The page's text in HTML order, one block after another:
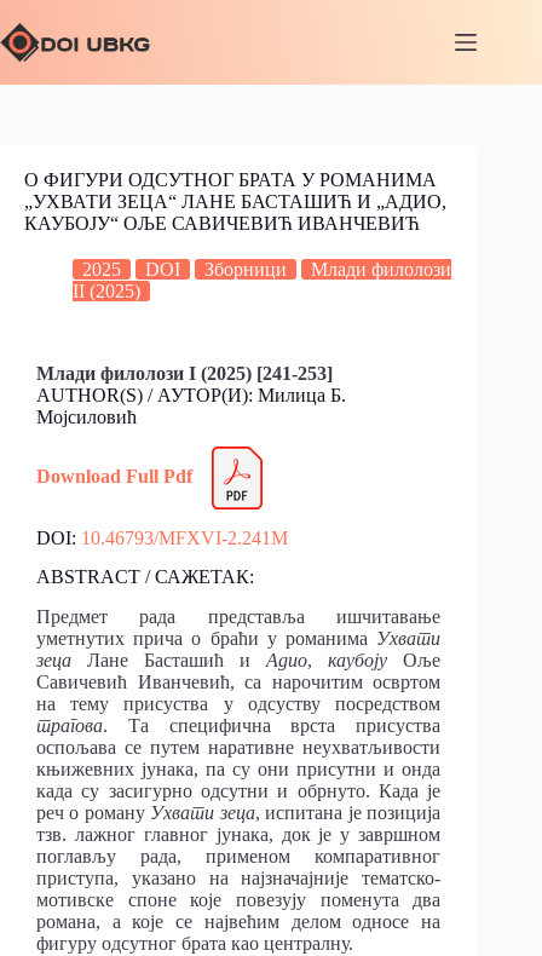
О ФИГУРИ ОДСУТНОГ БРАТА У РОМАНИМА
„УХВАТИ ЗЕЦА“ ЛАНЕ БАСТАШИЋ И „АДИО,
КАУБОЈУ“ ОЉЕ САВИЧЕВИЋ ИВАНЧЕВИЋ
2025 DOI Зборници
Млади филолози
II (2025)
Млади филолози I (2025) [241-253]
AUTHOR(S) / АУТОР(И): Милица Б.
Мојсиловић
Download Full Pdf
DOI: 10.46793/MFXVI-2.241M
ABSTRACT / САЖЕТАК:
Предмет рада представља ишчитавање
уметнутих прича о браћи у романима Ухвати
зецаЛане Басташић иАдио,каубоју Оље
Савичевић Иванчевић, са нарочитим освртом
на тему присуства у одсуству посредством
трагова. Та специфична врста присуства
оспољава се путем наративне неухватљивости
књижевних јунака, па су они присутни и онда
када су засигурно одсутни и обрнуто. Када је
реч о роману Ухвати зеца, испитана је позиција
тзв. лажног главног јунака, док је у завршном
поглављу рада, применом компаративног
приступа, указано на најзначајније тематско-
мотивске споне које повезују поменута два
романа, а које се највећим делом односе на
фигуру одсутног брата као централну.